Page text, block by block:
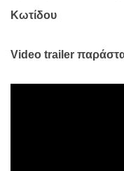
Κωτίδου
Video trailer